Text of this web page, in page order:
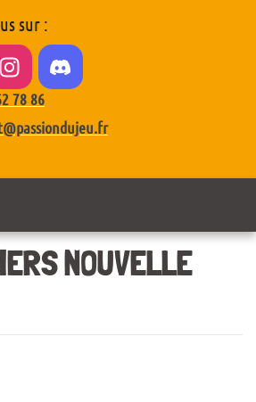
sur :
78 86
NOUVELLE